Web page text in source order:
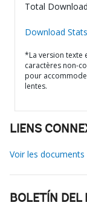
Total
Download Stats
*La version texte
caractères non-
pour
lentes.
LIENS
Voir les
BOLETÍN DEL